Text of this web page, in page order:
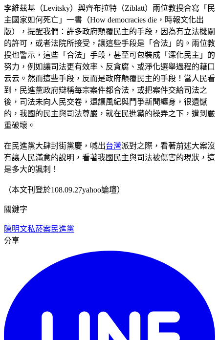
李維茲基（Levitsky）與齊布拉特（Ziblatt）兩位教授合寫「民
主國家如何死亡」一書（How democracies die，時報文化出
版），提醒我們：許多政府顛覆民主的手段，因為有立法機關
的許可，或者法院所接受，讓這些手段是「合法」的。兩位教
授也警示，這些「合法」手段，甚至可包裝成「深化民主」的
努力，例如讓司法更有效率、反貪腐、或淨化選舉過程的藉口
云云。然而這些手段，反而是政府顛覆民主的手段！當人民看
到，民進黨政府辯稱每宗案件都合法，或把案件交給司法之
後，司法未向人民交卷，還讓風紀與鬥爭新聞纏身，很遺憾
的，我國的民主與司法尊嚴，就在民進黨的操弄之下，遭到嚴
重破壞。
在民進黨大肆封街黨慶，喊出台灣派對之際，看著前述大案沒
有讓人民滿意的說明，看著我國民主與司法被傷害的現狀，這
是多大的諷刺！
（本文刊登於108.09.27yahoo論壇）
關鍵字
陳明文私菸案民進黨
分享